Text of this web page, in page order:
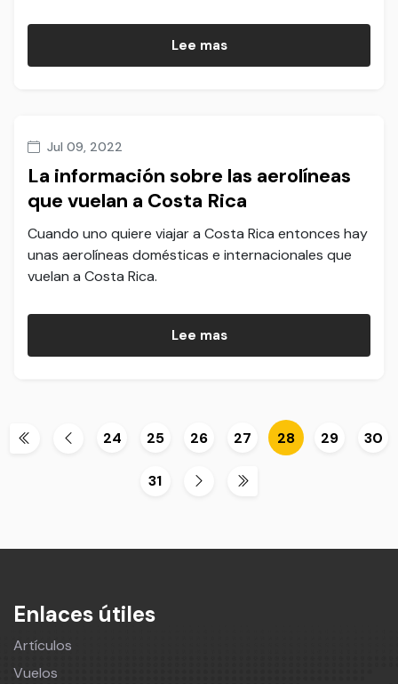
Lee mas
Jul 09, 2022
La información sobre las aerolíneas
que vuelan a Costa Rica
Cuando uno quiere viajar a Costa Rica entonces hay
unas aerolíneas domésticas e internacionales que
vuelan a Costa Rica.
Lee mas
24 25 26 27 28 29 30
31
Enlaces útiles
Artículos
Vuelos